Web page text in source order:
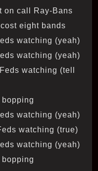
on call Ray-Bans
eight bands
watching (yeah)
watching (yeah)
watching (tell
bopping
watching (yeah)
watching (true)
watching (yeah)
bopping